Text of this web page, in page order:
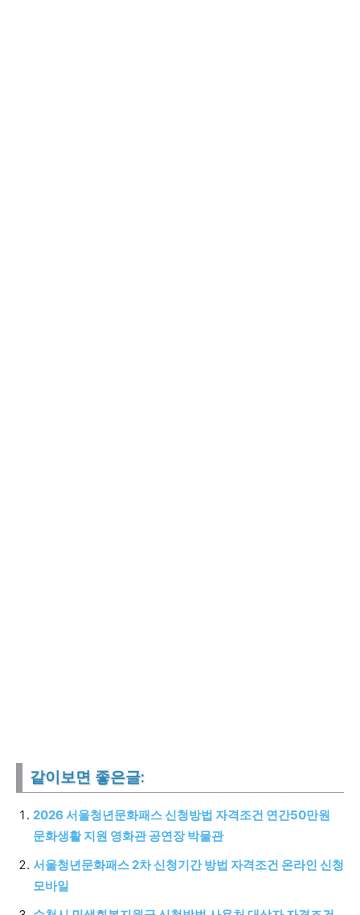
같이보면 좋은글:
2026 서울청년문화패스 신청방법 자격조건 연간50만원
문화생활 지원 영화관 공연장 박물관
서울청년문화패스 2차 신청기간 방법 자격조건 온라인 신청
모바일